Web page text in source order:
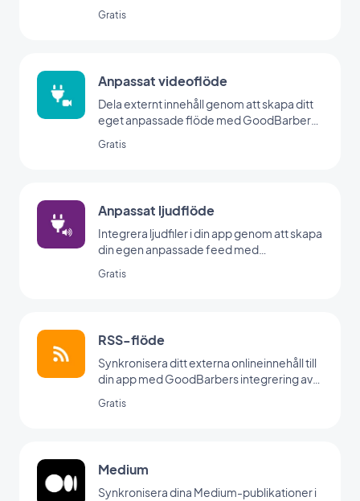
Gratis
Anpassat videoflöde
Dela externt innehåll genom att skapa ditt
eget anpassade flöde med GoodBarbers
Gratis
Anpassat ljudflöde
Integrera ljudfiler i din app genom att skapa
din egen anpassade feed med
Gratis
RSS-flöde
Synkronisera ditt externa onlineinnehåll till
din app med GoodBarbers integrering av
Gratis
Medium
Synkronisera dina Medium-publikationer i